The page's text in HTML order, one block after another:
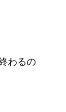
わるの